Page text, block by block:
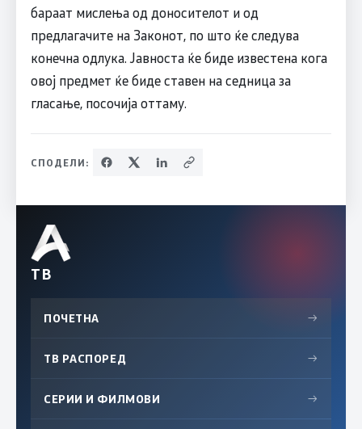
бараат мислења од доносителот и од
предлагачите на Законот, по што ќе следува
конечна одлука. Јавноста ќе биде известена кога
овој предмет ќе биде ставен на седница за
гласање, посочија оттаму.
СПОДЕЛИ:
ТВ
ПОЧЕТНА →
ТВ РАСПОРЕД →
СЕРИИ И ФИЛМОВИ →